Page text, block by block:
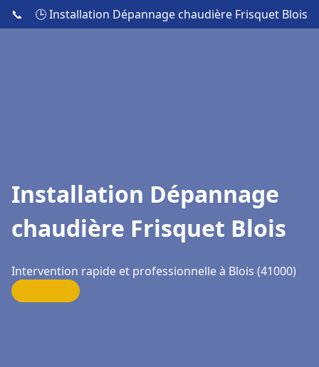
📞 🕒 Installation Dépannage chaudière Frisquet Blois
Installation Dépannage
chaudière Frisquet Blois
Intervention rapide et professionnelle à Blois (41000)